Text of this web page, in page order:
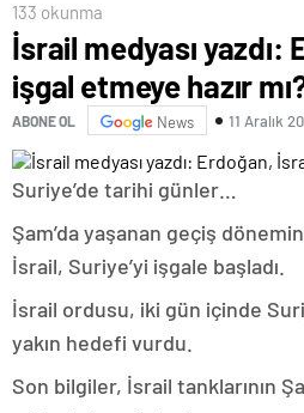
133 okunma
İsrail medyası yazdı:
işgal etmeye hazır
ABONE OL News 11 Aralık
Suriye’de tarihi günler…
Şam’da yaşanan geçiş
İsrail, Suriye’yi işgale başladı.
İsrail ordusu, iki gün içinde
yakın hedefi vurdu.
Son bilgiler, İsrail tanklarının